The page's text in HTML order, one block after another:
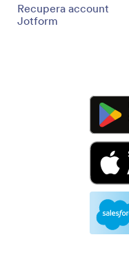
Recupera account
Jotform